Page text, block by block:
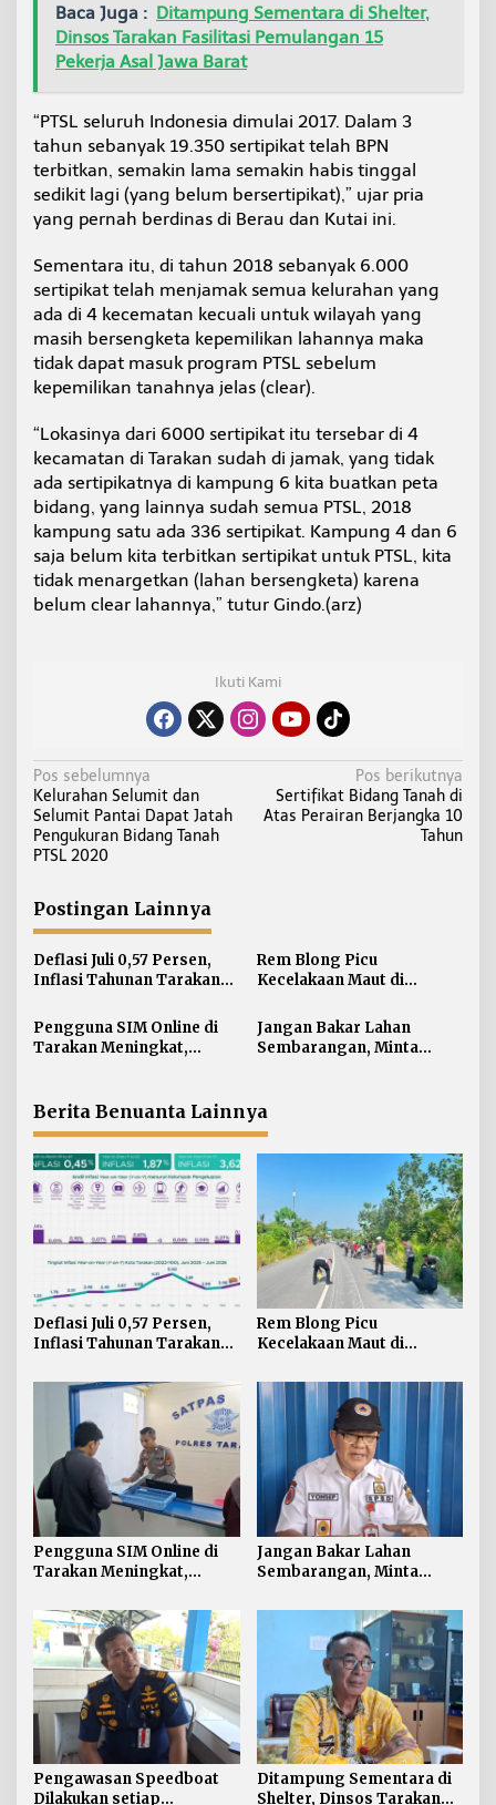
Baca Juga : Ditampung Sementara di Shelter,
Dinsos Tarakan Fasilitasi Pemulangan 15
Pekerja Asal Jawa Barat
“PTSL seluruh Indonesia dimulai 2017. Dalam 3
tahun sebanyak 19.350 sertipikat telah BPN
terbitkan, semakin lama semakin habis tinggal
sedikit lagi (yang belum bersertipikat),” ujar pria
yang pernah berdinas di Berau dan Kutai ini.
Sementara itu, di tahun 2018 sebanyak 6.000
sertipikat telah menjamak semua kelurahan yang
ada di 4 kecematan kecuali untuk wilayah yang
masih bersengketa kepemilikan lahannya maka
tidak dapat masuk program PTSL sebelum
kepemilikan tanahnya jelas (clear).
“Lokasinya dari 6000 sertipikat itu tersebar di 4
kecamatan di Tarakan sudah di jamak, yang tidak
ada sertipikatnya di kampung 6 kita buatkan peta
bidang, yang lainnya sudah semua PTSL, 2018
kampung satu ada 336 sertipikat. Kampung 4 dan 6
saja belum kita terbitkan sertipikat untuk PTSL, kita
tidak menargetkan (lahan bersengketa) karena
belum clear lahannya,” tutur Gindo.(arz)
Ikuti Kami
N
a
v
i
a
s
i
p
o
s
Pos sebelumnya
Kelurahan Selumit dan
Selumit Pantai Dapat Jatah
Pengukuran Bidang Tanah
PTSL 2020
Pos berikutnya
Sertifikat Bidang Tanah di
Atas Perairan Berjangka 10
Tahun
Postingan Lainnya
Deflasi Juli 0,57 Persen,
Inflasi Tahunan Tarakan
Rem Blong Picu
Kecelakaan Maut di
Pengendara Meregang
Nyawa
Pengguna SIM Online di
Tarakan Meningkat,
Jangan Bakar Lahan
Sembarangan, Minta
Berita Benuanta Lainnya
Deflasi Juli 0,57 Persen,
Inflasi Tahunan Tarakan
Rem Blong Picu
Kecelakaan Maut di
Pengendara Meregang
Nyawa
Pengguna SIM Online di
Tarakan Meningkat,
Paling Banyak
Jangan Bakar Lahan
Sembarangan, Minta
Pengawasan Speedboat
Dilakukan setiap
Ditampung Sementara di
Shelter, Dinsos Tarakan